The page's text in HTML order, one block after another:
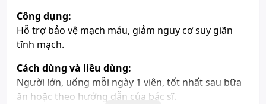
Công dụng:
Hỗ trợ bảo vệ mạch máu, giảm nguy cơ suy giãn
tĩnh mạch.
Cách dùng và liều dùng:
Người lớn, uống mỗi ngày 1 viên, tốt nhất sau bữa
ăn hoặc theo hướng dẫn của bác sĩ.